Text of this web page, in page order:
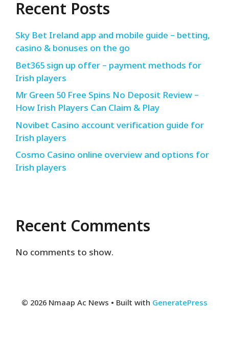
Recent Posts
Sky Bet Ireland app and mobile guide – betting,
casino & bonuses on the go
Bet365 sign up offer – payment methods for
Irish players
Mr Green 50 Free Spins No Deposit Review –
How Irish Players Can Claim & Play
Novibet Casino account verification guide for
Irish players
Cosmo Casino online overview and options for
Irish players
Recent Comments
No comments to show.
© 2026 Nmaap Ac News • Built with GeneratePress